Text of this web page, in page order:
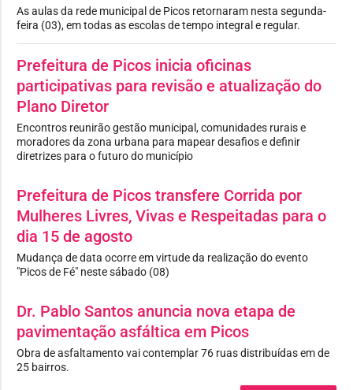
As aulas da rede municipal de Picos retornaram nesta segunda-
feira (03), em todas as escolas de tempo integral e regular.
Prefeitura de Picos inicia oficinas
participativas para revisão e atualização do
Plano Diretor
Encontros reunirão gestão municipal, comunidades rurais e
moradores da zona urbana para mapear desafios e definir
diretrizes para o futuro do município
Prefeitura de Picos transfere Corrida por
Mulheres Livres, Vivas e Respeitadas para o
dia 15 de agosto
Mudança de data ocorre em virtude da realização do evento
"Picos de Fé" neste sábado (08)
Dr. Pablo Santos anuncia nova etapa de
pavimentação asfáltica em Picos
Obra de asfaltamento vai contemplar 76 ruas distribuídas em de
25 bairros.